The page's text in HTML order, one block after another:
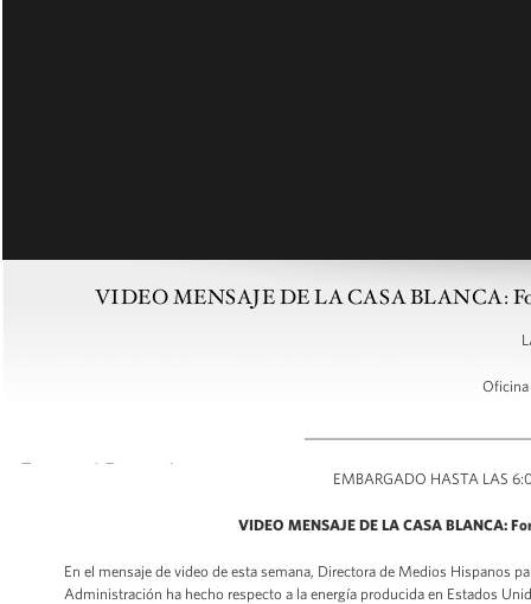
VIDEO MENSAJE DE LA CASA BLANCA:
Oficina
EMBARGADO HASTA LAS
VIDEO MENSAJE DE LA CASA BLANCA:
En el mensaje de video de esta semana, Directora de Medios Hispanos
Administración ha hecho respecto a la energía producida en Estados